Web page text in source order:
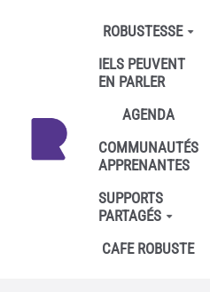
Aller au contenu principal
ROBUSTESSE
IELS PEUVENT
EN PARLER
AGENDA
COMMUNAUTÉS
APPRENANTES
SUPPORTS
PARTAGÉS
CAFE ROBUSTE